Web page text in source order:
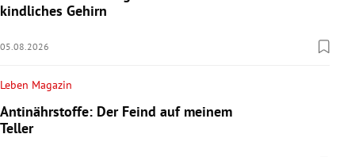
kindliches Gehirn
05.08.2026
Leben Magazin
Antinährstoffe: Der Feind auf meinem
Teller